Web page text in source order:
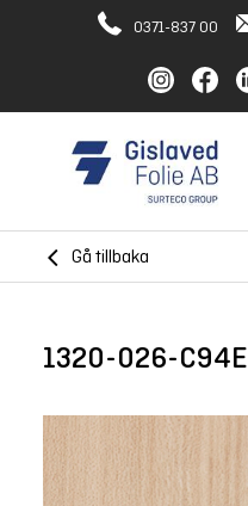
0371-837 00
Gå tillbaka
1320-026-C94E